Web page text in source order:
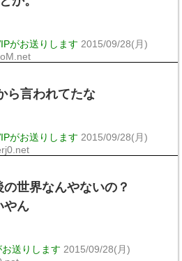
がお送りします 2015/09/28(月)
ら言われてたな
がお送りします 2015/09/28(月)
世界なんやないの？
やん
送りします 2015/09/28(月)